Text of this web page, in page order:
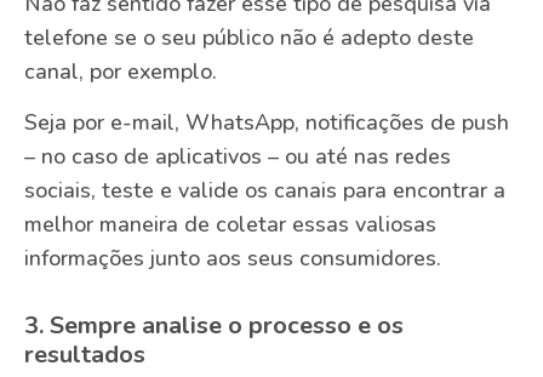
telefone se o seu público não é adepto deste
canal, por exemplo.
Seja por e-mail, WhatsApp, notificações de push
– no caso de aplicativos – ou até nas redes
sociais, teste e valide os canais para encontrar a
melhor maneira de coletar essas valiosas
informações junto aos seus consumidores.
3. Sempre analise o processo e os
resultados